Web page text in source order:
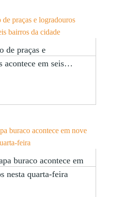
de praças e
acontece em seis…
buraco acontece em
nesta quarta-feira